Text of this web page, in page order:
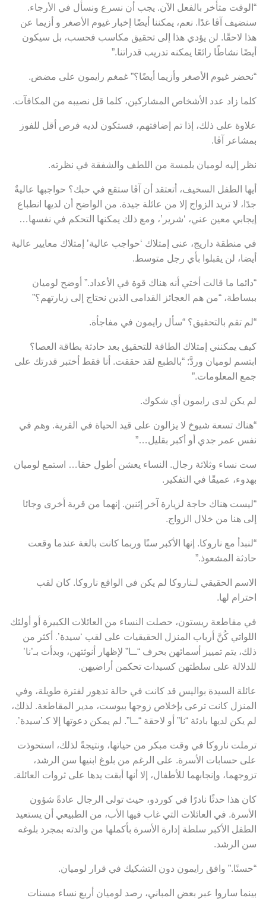
“الوقت متأخر بالفعل الآن. يجب أن نسرع ونسأل في الأرجاء.
سنضيف آڤا غدًا. نعم، يمكننا أيضًا إخبار غيوم الأصغر و أزيما عن
هذا لاحقًا. لن يؤدي هذا إلى تحقيق مكاسب فحسب، بل سيكون
أيضًا نشاطًا رائعًا يمكنه تدريب قدراتنا.”
“نحضر غيوم الأصغر وأزيما أيضًا؟” غمغم رايمون على مضض.
كلما زاد عدد الأشخاص المشاركين، كلما قل نصيبه من المكافآت.
علاوة على ذلك، إذا تم إضافتهم، فستكون لديه فرص أقل للفوز
بمشاعر آڤا.
نظر إليه لوميان بلمسة من اللطف والشفقة في نظرته.
أيها الطفل السخيف، أتعتقد أن آڤا ستقع في حبك؟ حواجبها عاليةٌ
جدًا، لا تريد الزواج إلا من عائلة جيدة. من الواضح أن لديها انطباع
إيجابي معين عني، ‘شرير’، ومع ذلك يمكنها التحكم في نفسها…
في منطقة داريج، عنى إمتلاك ‘حواجب عالية’ إمتلاك معايير عالية
أيضا، لن يقبلوا بأي رجل متوسط.
“دائما ما قالت أختي أنه هناك قوة في الأعداد.” أوضح لوميان
ببساطة، “من هم العجائز القدامى الذين نحتاج إلى زيارتهم؟”
“لم تقم بالتحقيق؟ “سأل رايمون في مفاجأة.
كيف يمكنني إمتلاك الطاقة للتحقيق بعد حادثة بطاقة العصا؟
ابتسم لوميان وردَّ: “بالطبع لقد حققت. أنا فقط أختبر قدرتك على
جمع المعلومات.”
لم يكن لدى رايمون أي شكوك.
“هناك تسعة شيوخ لا يزالون على قيد الحياة في القرية. وهم في
نفس عمر جدي أو أكبر بقليل…”
ست نساء وثلاثة رجال. النساء يعشن أطول حقا… استمع لوميان
بهدوء، عميقًا في التفكير.
“ليست هناك حاجة لزيارة آخر إثنين. إنهما من قرية أخرى وجائا
إلى هنا من خلال الزواج.
“لنبدأ مع ناروكا. إنها الأكبر سنًا وربما كانت بالغة عندما وقعت
حادثة المشعوذ.”
الاسم الحقيقي لـناروكا لم يكن في الواقع ناروكا. كان لقب
احترام لها.
في مقاطعة ريستون، حصلت النساء من العائلات الكبيرة أو أولئك
اللواتي كُنَّ أرباب المنزل الحقيقيات على لقب ‘سيدة’. أكثر من
ذلك، يتم تمييز أسمائهن بحرف “ــا” لإظهار أنوثتهن، وبدأت بـ’نا’
للدلالة على سلطتهن كسيدات تحكمن أراضيهن.
عائلة السيدة بواليس قد كانت في حالة تدهور لفترة طويلة، وفي
المنزل كانت ترعى بإخلاص زوجها بيوست، مدير المقاطعة. لذلك،
لم يكن لديها بادئة “نا” أو لاحقة “ــا”. لم يمكن دعوتها إلا كـ’سيدة’.
ترملت ناروكا في وقت مبكر من حياتها، ونتيجةً لذلك، استحوذت
على حسابات الأسرة. على الرغم من بلوغ ابنيها سن الرشد،
تزوجهما، وإنجابهما للأطفال، إلا أنها أبقت يدها على ثروات العائلة.
كان هذا حدثًا نادرًا في كوردو، حيث تولى الرجال عادةً شؤون
الأسرة. في العائلات التي غاب فيها الأب، من الطبيعي أن يستعيد
الطفل الأكبر سلطة إدارة الأسرة بأكملها من والدته بمجرد بلوغه
سن الرشد.
“حسنًا.” وافق رايمون دون التشكيك في قرار لوميان.
بينما ساروا عبر بعض المباني، رصد لوميان أربع نساء مسنات